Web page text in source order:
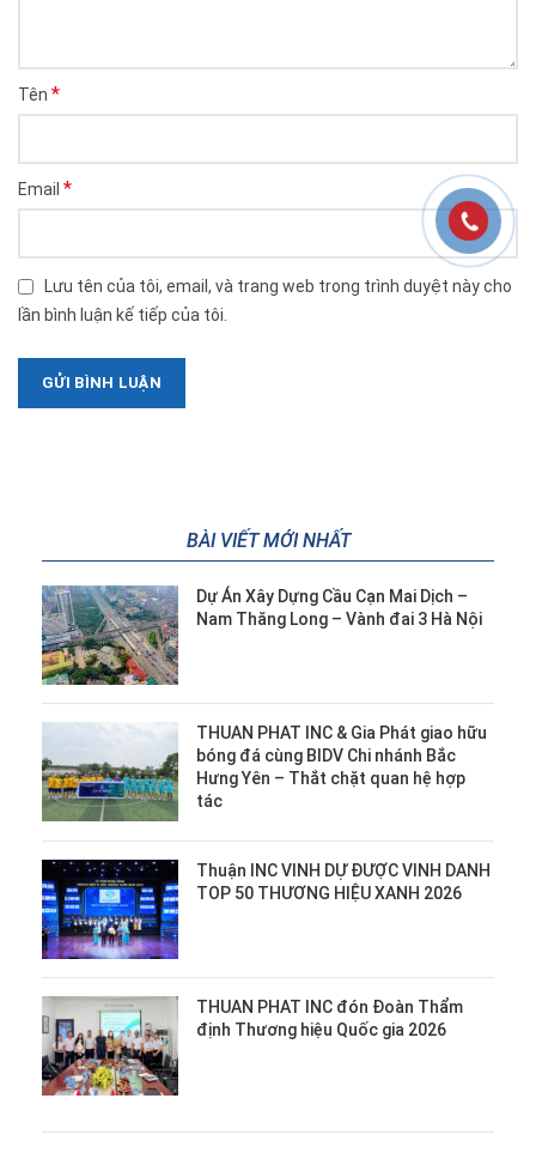
Tên *
Email *
Lưu tên của tôi, email, và trang web trong trình duyệt này cho
lần bình luận kế tiếp của tôi.
BÀI VIẾT MỚI NHẤT
Dự Án Xây Dựng Cầu Cạn Mai Dịch –
Nam Thăng Long – Vành đai 3 Hà Nội
THUAN PHAT INC & Gia Phát giao hữu
bóng đá cùng BIDV Chi nhánh Bắc
Hưng Yên – Thắt chặt quan hệ hợp
tác
Thuận INC VINH DỰ ĐƯỢC VINH DANH
TOP 50 THƯƠNG HIỆU XANH 2026
THUAN PHAT INC đón Đoàn Thẩm
định Thương hiệu Quốc gia 2026